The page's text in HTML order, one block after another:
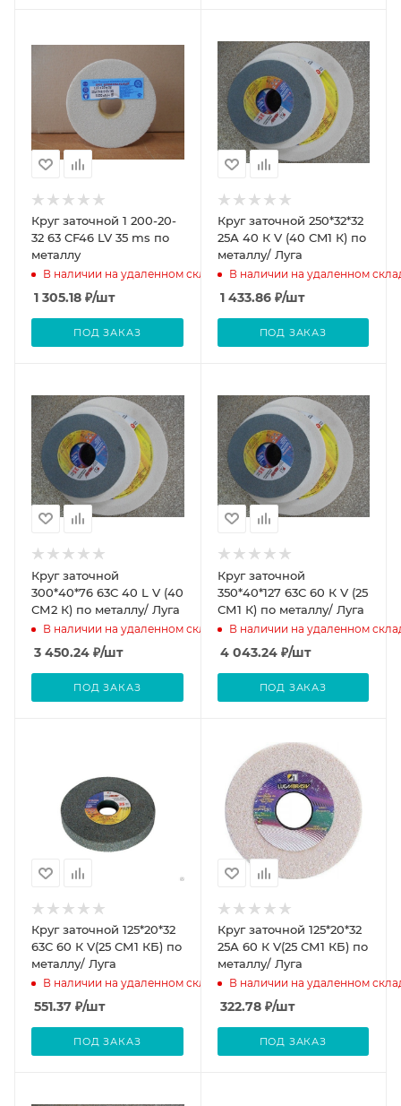
Круг заточной 1 200-20-
32 63 CF46 LV 35 ms по
металлу
В наличии на удаленном складе
1 305.18 ₽/шт
ПОД ЗАКАЗ
Круг заточной 250*32*32
25А 40 К V (40 CM1 К) по
металлу/ Луга
В наличии на удаленном
1 433.86₽/шт
ПОД ЗАКАЗ
Круг заточной
300*40*76 63С 40 L V (40
СМ2 К) по металлу/ Луга
В наличии на удаленном складе
3 450.24 ₽/шт
ПОД ЗАКАЗ
Круг заточной
350*40*127 63С 60 К V (25
СМ1 К) по металлу/ Луга
В наличии на удаленном
4 043.24₽/шт
ПОД ЗАКАЗ
Круг заточной 125*20*32
63С 60 К V(25 СМ1 КБ) по
металлу/ Луга
В наличии на удаленном складе
551.37 ₽/шт
ПОД ЗАКАЗ
Круг заточной 125*20*32
25А 60 К V(25 СМ1 КБ) по
металлу/ Луга
В наличии на удаленном
322.78₽/шт
ПОД ЗАКАЗ